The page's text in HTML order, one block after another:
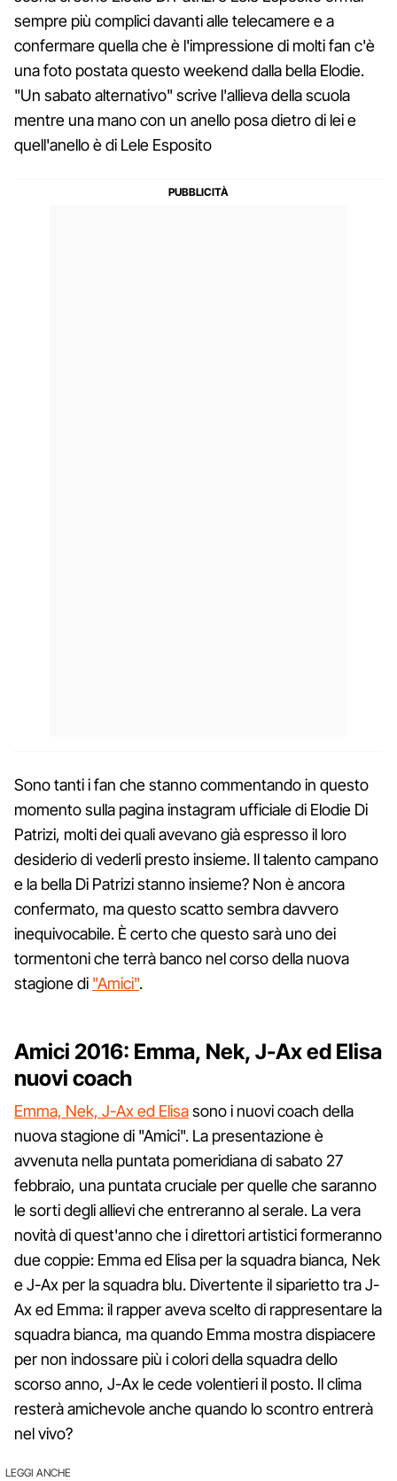
sempre più complici davanti alle telecamere e a
confermare quella che è l'impressione di molti fan c'è
una foto postata questo weekend dalla bella Elodie.
"Un sabato alternativo" scrive l'allieva della scuola
mentre una mano con un anello posa dietro di lei e
quell'anello è di Lele Esposito
Sono tanti i fan che stanno commentando in questo
momento sulla pagina instagram ufficiale di Elodie Di
Patrizi, molti dei quali avevano già espresso il loro
desiderio di vederli presto insieme. Il talento campano
e la bella Di Patrizi stanno insieme? Non è ancora
confermato, ma questo scatto sembra davvero
inequivocabile. È certo che questo sarà uno dei
tormentoni che terrà banco nel corso della nuova
stagione di "Amici".
Amici 2016: Emma, Nek, J-Ax ed Elisa
nuovi coach
Emma, Nek, J-Ax ed Elisasono i nuovi coach della
nuova stagione di "Amici". La presentazione è
avvenuta nella puntata pomeridiana di sabato 27
febbraio, una puntata cruciale per quelle che saranno
le sorti degli allievi che entreranno al serale. La vera
novità di quest'anno che i direttori artistici formeranno
due coppie: Emma ed Elisa per la squadra bianca, Nek
e J-Ax per la squadra blu. Divertente il siparietto tra J-
Ax ed Emma: il rapper aveva scelto di rappresentare la
squadra bianca, ma quando Emma mostra dispiacere
per non indossare più i colori della squadra dello
scorso anno, J-Ax le cede volentieri il posto. Il clima
resterà amichevole anche quando lo scontro entrerà
nel vivo?
LEGGI ANCHE